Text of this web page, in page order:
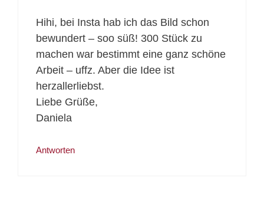
Hihi, bei Insta hab ich das Bild schon
bewundert – soo süß! 300 Stück zu
machen war bestimmt eine ganz schöne
Arbeit – uffz. Aber die Idee ist
herzallerliebst.
Liebe Grüße,
Daniela
Antworten